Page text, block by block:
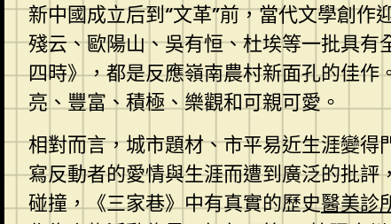
新中國成立后到“文革”前，當代文學創
殘云、歐陽山、吳有恒、杜埃等一批具
四時》，都是反應嶺南農村新面孔的佳
亮、豐富、積極、樂觀和可親可愛。
相對而言，城市題材、市平易近生涯變
寫反動者的愛情與生涯而遭到廣泛的批
碰撞，《三家巷》中有真實的歷史醫美診